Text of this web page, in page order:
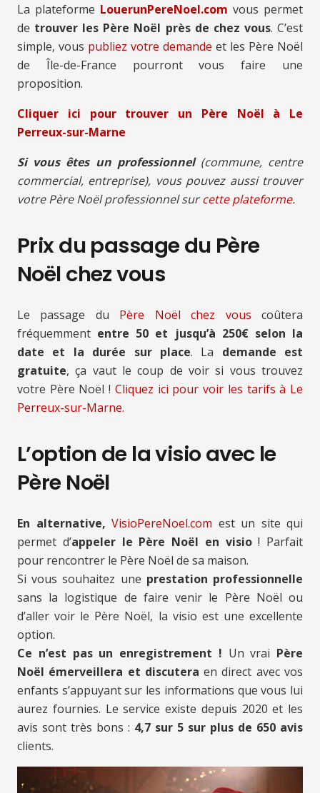
La plateforme LouerunPereNoel.com vous permet
de trouver les Père Noël près de chez vous. C’est
simple, vous publiez votre demande et les Père Noël
de Île-de-France pourront vous faire une
proposition.
Cliquer ici pour trouver un Père Noël à Le
Perreux-sur-Marne
Si vous êtes un professionnel(commune, centre
commercial, entreprise), vous pouvez aussi trouver
votre Père Noël professionnel surcette plateforme.
Prix du passage du Père
Noël chez vous
Le passage du Père Noël chez vous coûtera
fréquemment entre 50 et jusqu’à 250€ selon la
date et la durée sur place. La demande est
gratuite, ça vaut le coup de voir si vous trouvez
votre Père Noël ! Cliquez ici pour voir les tarifs à Le
Perreux-sur-Marne.
L’option de la visio avec le
Père Noël
En alternative, VisioPereNoel.com est un site qui
permet d’appeler le Père Noël en visio! Parfait
pour rencontrer le Père Noël de sa maison.
Si vous souhaitez une prestation professionnelle
sans la logistique de faire venir le Père Noël ou
d’aller voir le Père Noël, la visio est une excellente
option.
Ce n’est pas un enregistrement ! Un vrai Père
Noël émerveillera et discutera en direct avec vos
enfants s’appuyant sur les informations que vous lui
aurez fournies. Le service existe depuis 2020 et les
avis sont très bons : 4,7 sur 5 sur plus de 650 avis
clients.